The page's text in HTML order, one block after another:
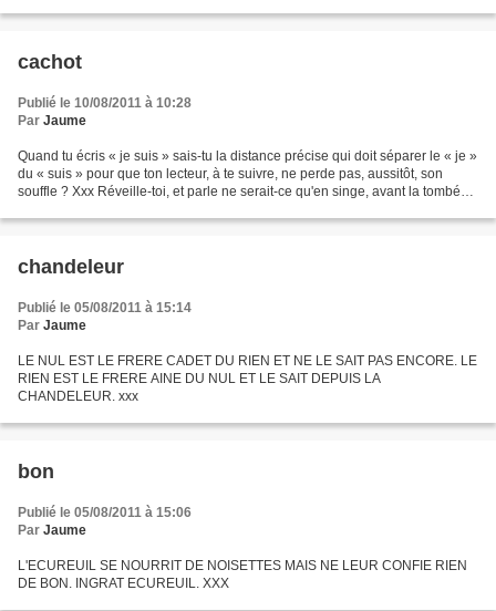
cachot
Publié le 10/08/2011 à 10:28
Par Jaume
Quand tu écris « je suis » sais-tu la distance précise qui doit séparer le « je »
du « suis » pour que ton lecteur, à te suivre, ne perde pas, aussitôt, son
souffle ? Xxx Réveille-toi, et parle ne serait-ce qu'en singe, avant la tombée
chandeleur
Publié le 05/08/2011 à 15:14
Par Jaume
LE NUL EST LE FRERE CADET DU RIEN ET NE LE SAIT PAS ENCORE. LE
RIEN EST LE FRERE AINE DU NUL ET LE SAIT DEPUIS LA
CHANDELEUR. xxx
bon
Publié le 05/08/2011 à 15:06
Par Jaume
L'ECUREUIL SE NOURRIT DE NOISETTES MAIS NE LEUR CONFIE RIEN
DE BON. INGRAT ECUREUIL. XXX